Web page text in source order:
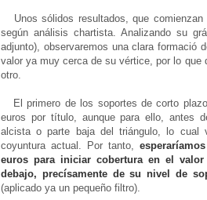
Unos sólidos resultados, que
según análisis chartista. Analizando su
adjunto), observaremos una clara formació
valor ya muy cerca de su vértice, por lo que
otro.
El primero de los soportes de corto
euros por título, aunque para ello, antes
alcista o parte baja del triángulo, lo cual
coyuntura actual. Por tanto,
euros para iniciar cobertura en el
debajo, precísamente de su nivel de
(aplicado ya un pequeño filtro).